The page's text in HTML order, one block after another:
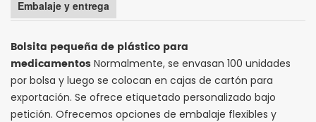
Embalaje y entrega
Bolsita pequeña de plástico para
medicamentos Normalmente, se envasan 100 unidades
por bolsa y luego se colocan en cajas de cartón para
exportación. Se ofrece etiquetado personalizado bajo
petición. Ofrecemos opciones de embalaje flexibles y